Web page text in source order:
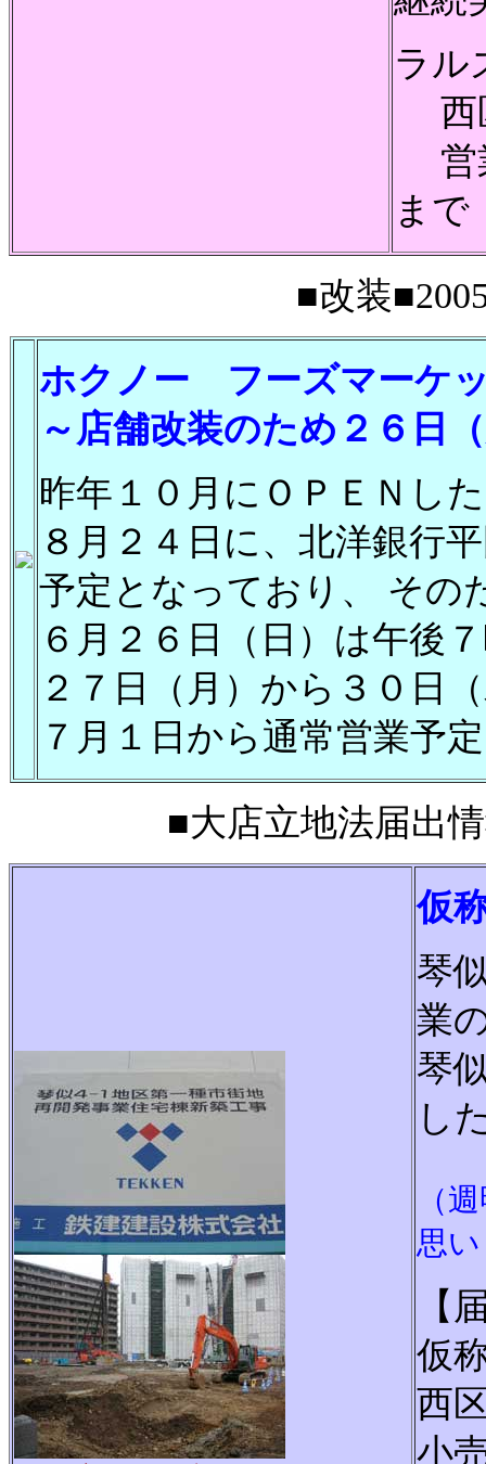
ラル
西
営
まで
■改装
ホクノー フーズマーケ
～店舗改装のため２６日
昨年１０月にＯＰＥＮし
８月２４日に、北洋銀行
予定となっており、 その
６月２６日（日）は午後
２７日（月）から３０日
７月１日から通常営業予
■大店立地法届出
仮
琴
業
琴
し
（
思
【
仮
西
小